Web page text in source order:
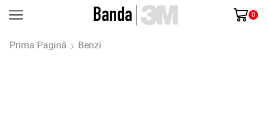
0
Prima Pagină Benzi